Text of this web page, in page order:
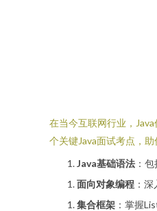
在当今互联网行业，
个关键Java面试考点，助
Java基础语法 ：
面向对象编程 ：
集合框架 ：掌握